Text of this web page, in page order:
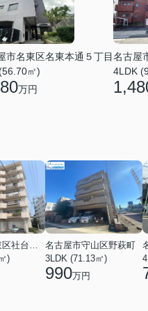
市名東区名東本通５丁目
㎡)
万円
名古屋
4LDK
名古屋市名東区社台３丁目
)
名古屋市守山区野萩町
3LDK (71.13㎡)
990万円